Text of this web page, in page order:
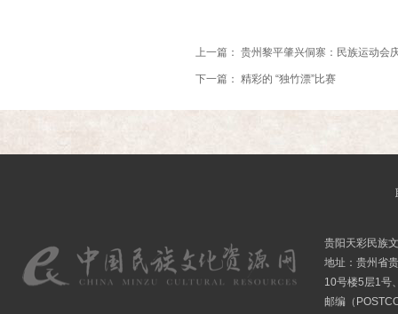
上一篇： 贵州黎平肇兴侗寨：民族运动会
下一篇： 精彩的 “独竹漂”比赛
贵阳天彩民族
地址：贵州省
10号楼5层1号
邮编（